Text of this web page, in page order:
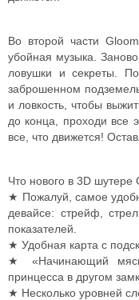
Во второй части
убойная музыка.
ловушки и секреты.
заброшенном
и ловкость, чтобы
до конца, проходи все
все, что движется!
Что нового в 3D
★ Пожалуй, самое
девайсе: стрейф,
показателей.
★ Удобная карта с
★ «Начинающий
принцесса в другом
★ Несколько уровней